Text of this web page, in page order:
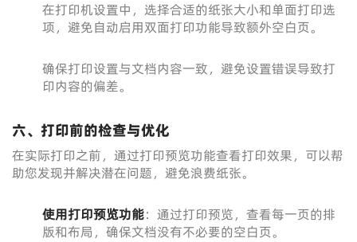
在打印机设置中，选择合适的纸张大小和单面打印选
项，避免自动启用双面打印功能导致额外空白页。
确保打印设置与文档内容一致，避免设置错误导致打
印内容的偏差。
六、打印前的检查与优化
在实际打印之前，通过打印预览功能查看打印效果，可以帮
助您发现并解决潜在问题，避免浪费纸张。
使用打印预览功能：通过打印预览，查看每一页的排
版和布局，确保文档没有不必要的空白页。